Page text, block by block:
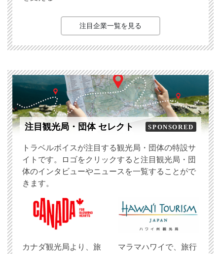
注目企業一覧を見る
注目観光局・団体 セレクト SPONSORED
トラベルボイスが注目する観光局・団体の特設サ
イトです。ロゴをクリックすると注目観光局・団
体のインタビューやニュースを一覧することがで
きます。
​カナダ観光局より、旅
マラマハワイで、旅行